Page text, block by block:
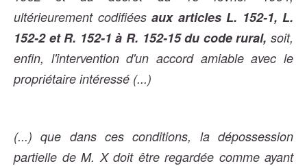
ultérieurement codifiées aux articles L. 152-1, L.
152-2 et R. 152-1 à R. 152-15 du code rural, soit,
enfin, l'intervention d'un accord amiable avec le
propriétaire intéressé (...)
(...) que dans ces conditions, la dépossession
partielle de M. X doit être regardée comme ayant